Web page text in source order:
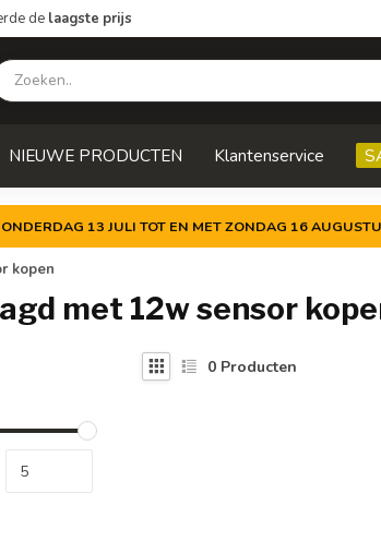
de laagste prijs
NIEUWE PRODUCTEN Klantenservice
13 JULI TOT EN MET ZONDAG 16
kopen
met 12w sensor
0 Producten